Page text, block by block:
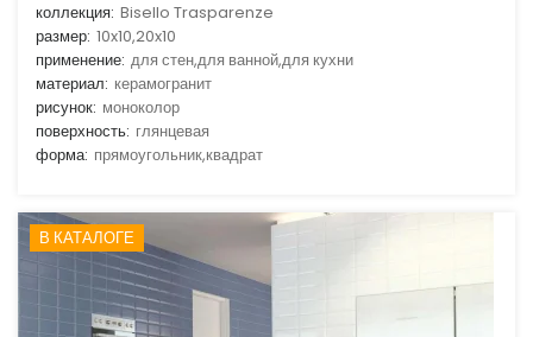
коллекция: Bisello Trasparenze
размер: 10x10,20x10
применение: для стен,для ванной,для кухни
материал: керамогранит
рисунок: моноколор
поверхность: глянцевая
форма: прямоугольник,квадрат
В КАТАЛОГЕ